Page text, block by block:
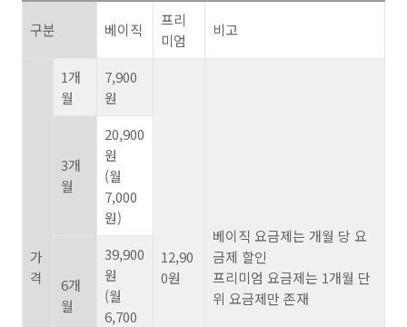
구분 베이직
프리
미엄
비고
가
격
1개
월
7,900
원
12,90
0원
베이직 요금제는 개월 당 요
금제 할인
프리미엄 요금제는 1개월 단
위 요금제만 존재
3개
월
20,900
원
(월
7,000
원)
6개
월
39,900
원
(월
6,700